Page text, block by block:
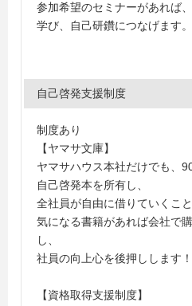
参加希望のセミナーがあれば
学び、自己研鑽につなげます。
自己啓発支援制度
制度あり
【ヤマサ文庫】
ヤマサハウス本社だけでも、
自己啓発本を所有し、
全社員が自由に借りていくこと
気になる書籍があれば会社で
し、
社員の向上心を後押しします！
【資格取得支援制度】